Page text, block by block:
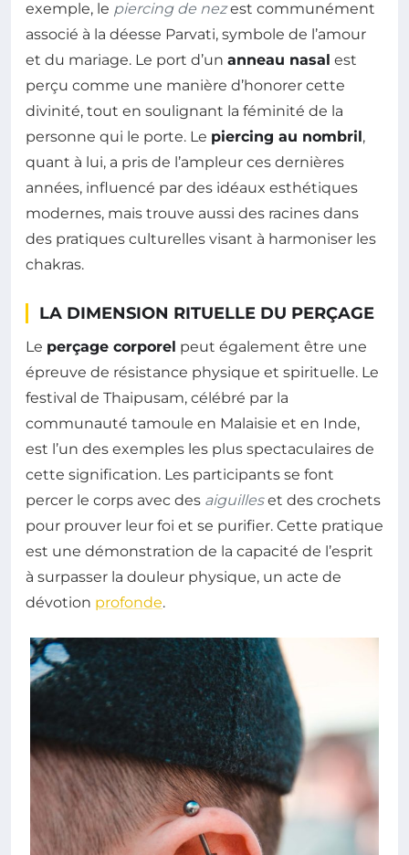
exemple, le piercing de nezest communément
associé à la déesse Parvati, symbole de l’amour
et du mariage. Le port d’un anneau nasal est
perçu comme une manière d’honorer cette
divinité, tout en soulignant la féminité de la
personne qui le porte. Le piercing au nombril,
quant à lui, a pris de l’ampleur ces dernières
années, influencé par des idéaux esthétiques
modernes, mais trouve aussi des racines dans
des pratiques culturelles visant à harmoniser les
chakras.
LA DIMENSION RITUELLE DU PERÇAGE
Le perçage corporel peut également être une
épreuve de résistance physique et spirituelle. Le
festival de Thaipusam, célébré par la
communauté tamoule en Malaisie et en Inde,
est l’un des exemples les plus spectaculaires de
cette signification. Les participants se font
percer le corps avec des aiguilleset des crochets
pour prouver leur foi et se purifier. Cette pratique
est une démonstration de la capacité de l’esprit
à surpasser la douleur physique, un acte de
dévotion profonde.